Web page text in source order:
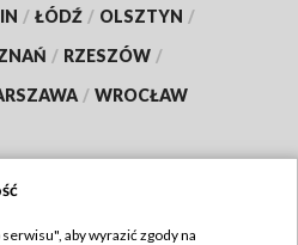
/ ŁÓDŹ / OLSZTYN /
/ RZESZÓW /
/ WROCŁAW
aby wyrazić zgody na